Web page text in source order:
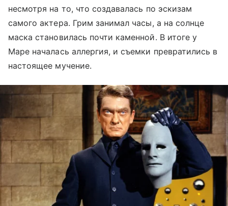
несмотря на то, что создавалась по эскизам
самого актера. Грим занимал часы, а на солнце
маска становилась почти каменной. В итоге у
Маре началась аллергия, и съемки превратились в
настоящее мучение.